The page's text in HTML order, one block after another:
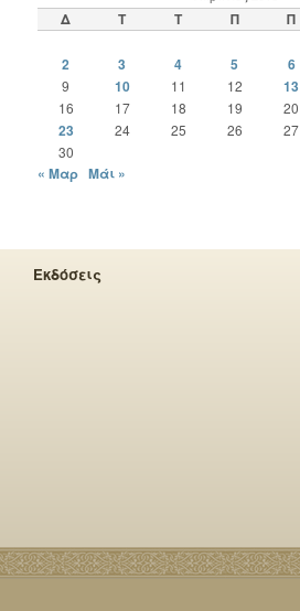
Δ Τ Τ Π Π
2
3 4 5 6
9 10 11 12 13
16 17 18 19 20
23
24 25 26 27
30
« Μαρ Μάι »
Εκδόσεις